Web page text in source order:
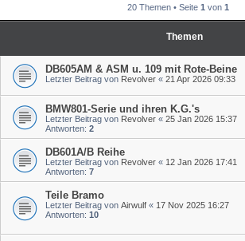
20 Themen • Seite 1 von 1
Themen
DB605AM & ASM u. 109 mit Rote-Beine
Letzter Beitrag von Revolver « 21 Apr 2026 09:33
BMW801-Serie und ihren K.G.'s
Letzter Beitrag von Revolver « 25 Jan 2026 15:37
Antworten: 2
DB601A/B Reihe
Letzter Beitrag von Revolver « 12 Jan 2026 17:41
Antworten: 7
Teile Bramo
Letzter Beitrag von Airwulf « 17 Nov 2025 16:27
Antworten: 10